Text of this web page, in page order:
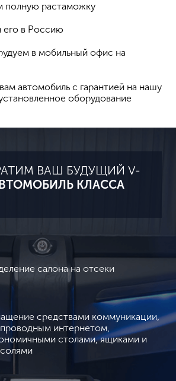
полную растаможку
его в Россию
в мобильный офис на
автомобиль с гарантией на нашу
оборудование
ВАШ БУДУЩИЙ V-
КЛАССА
салона на отсеки
средствами коммуникации,
интернетом,
столами, ящиками и